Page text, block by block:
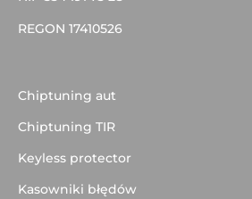
REGON 17410526
Chiptuning aut
Chiptuning TIR
Keyless protector
Kasowniki błędów